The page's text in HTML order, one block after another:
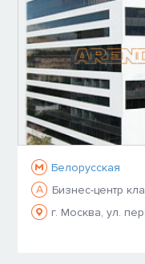
Белорусская
A
Бизнес-центр
г. Москва, ул.